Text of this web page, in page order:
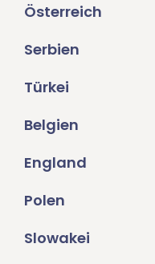
Österreich
Serbien
Türkei
Belgien
England
Polen
Slowakei